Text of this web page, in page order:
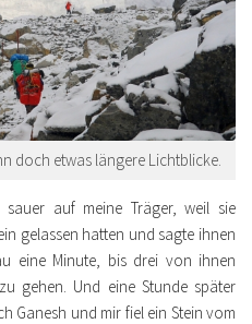
doch etwas längere Lichtblicke.
auf meine Träger, weil sie
gelassen hatten und sagte ihnen
eine Minute, bis drei von ihnen
gehen. Und eine Stunde später
Ganesh und mir fiel ein Stein vom